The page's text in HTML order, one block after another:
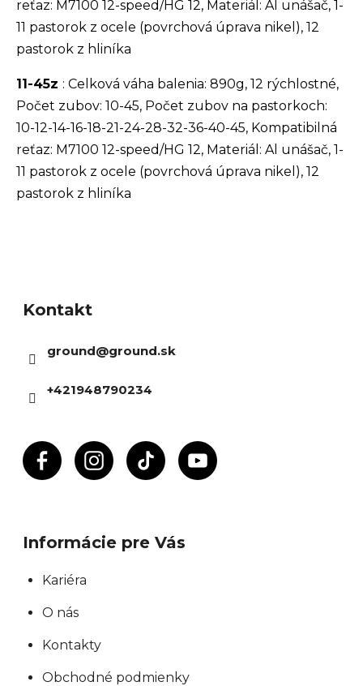
reťaz: M7100 12-speed/HG 12, Materiál: Al unášač, 1-
11 pastorok z ocele (povrchová úprava nikel), 12
pastorok z hliníka
11-45z : Celková váha balenia: 890g, 12 rýchlostné,
Počet zubov: 10-45, Počet zubov na pastorkoch:
10-12-14-16-18-21-24-28-32-36-40-45, Kompatibilná
reťaz: M7100 12-speed/HG 12, Materiál: Al unášač, 1-
11 pastorok z ocele (povrchová úprava nikel), 12
pastorok z hliníka
Kontakt
ground@ground.sk
+421948790234
Informácie pre Vás
Kariéra
O nás
Kontakty
Obchodné podmienky